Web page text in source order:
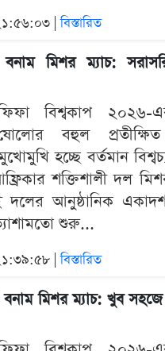
|বিস্তারিত
মিশর ম্যাচ:
বিশ্বকাপ ২০২৬-
বহুল প্রতীক্ষিত
হচ্ছে বর্তমান
শক্তিশালী দল
আনুষ্ঠানিক একাদশ
শুরু...
|বিস্তারিত
বনাম মিশর ম্যাচ: খুব